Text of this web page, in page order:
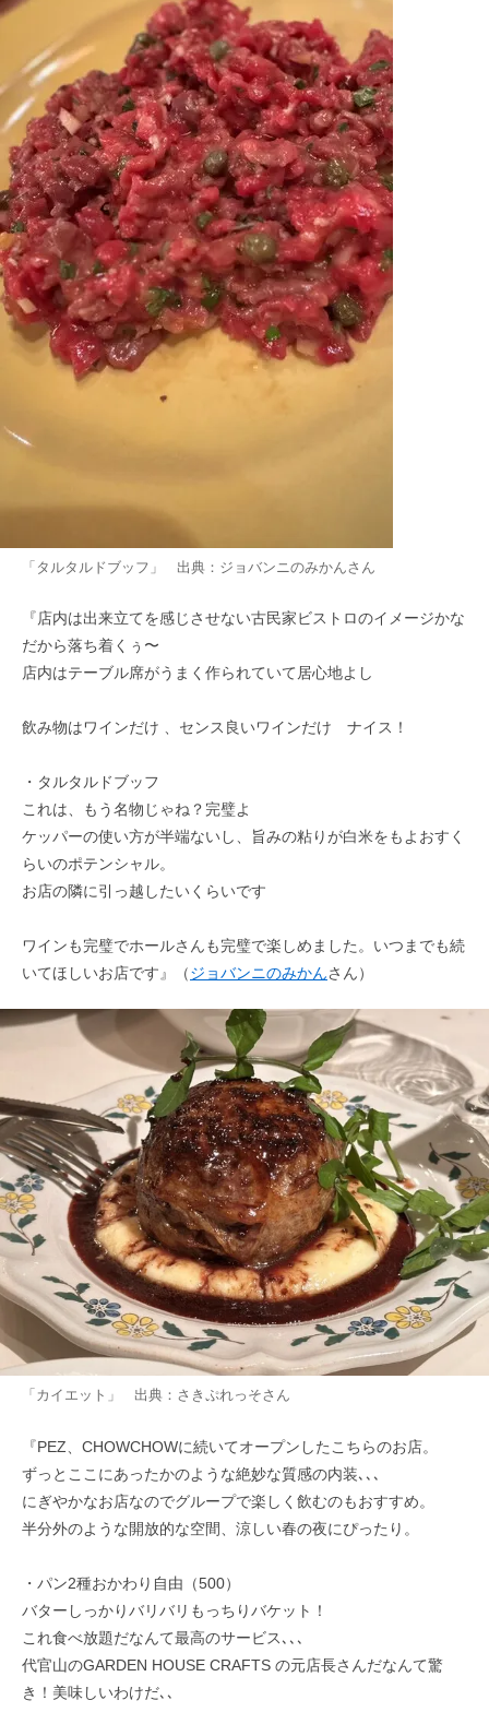
「タルタルドブッフ」 出典： ジョバンニのみかんさん
『店内は出来立てを感じさせない古民家ビストロのイメージかな
だから落ち着くぅ〜
店内はテーブル席がうまく作られていて居心地よし
飲み物はワインだけ 、センス良いワインだけ ナイス！
・タルタルドブッフ
これは、もう名物じゃね？完璧よ
ケッパーの使い方が半端ないし、旨みの粘りが白米をもよおすく
らいのポテンシャル。
お店の隣に引っ越したいくらいです
ワインも完璧でホールさんも完璧で楽しめました。いつまでも続
いてほしいお店です』（ジョバンニのみかんさん）
「カイエット」 出典： さきぷれっそさん
『PEZ、CHOWCHOWに続いてオープンしたこちらのお店。
ずっとここにあったかのような絶妙な質感の内装､､､
にぎやかなお店なのでグループで楽しく飲むのもおすすめ。
半分外のような開放的な空間、涼しい春の夜にぴったり。
・パン2種おかわり自由（500）
バターしっかりバリバリもっちりバケット！
これ食べ放題だなんて最高のサービス､､､
代官山のGARDEN HOUSE CRAFTS の元店長さんだなんて驚
き！美味しいわけだ､､